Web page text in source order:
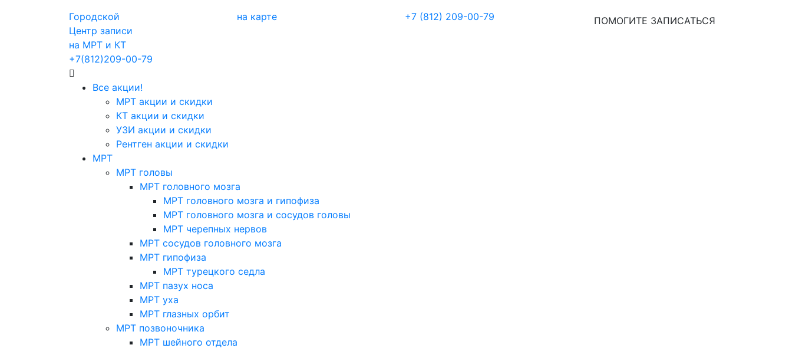
Городской
Центр записи
на МРТ и КТ
+7(812)209-00-79
на карте +7 (812) 209-00-79 ПОМОГИТЕ ЗАПИСАТЬСЯ
Все акции!
МРТ акции и скидки
КТ акции и скидки
УЗИ акции и скидки
Рентген акции и скидки
МРТ
МРТ головы
МРТ головного мозга
МРТ головного мозга и гипофиза
МРТ головного мозга и сосудов головы
МРТ черепных нервов
МРТ сосудов головного мозга
МРТ гипофиза
МРТ турецкого седла
МРТ пазух носа
МРТ уха
МРТ глазных орбит
МРТ позвоночника
МРТ шейного отдела